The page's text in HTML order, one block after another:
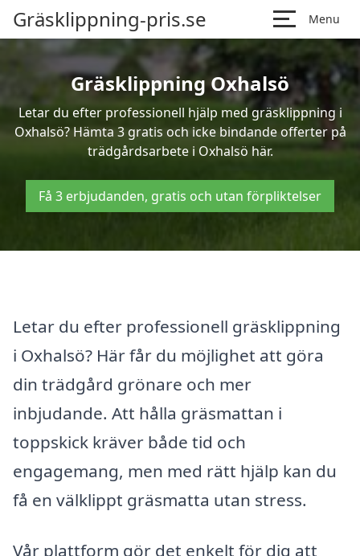
Gräsklippning-pris.se Menu
Gräsklippning Oxhalsö
Letar du efter professionell hjälp med gräsklippning i
Oxhalsö? Hämta 3 gratis och icke bindande offerter på
trädgårdsarbete i Oxhalsö här.
Få 3 erbjudanden, gratis och utan förpliktelser
Letar du efter professionell gräsklippning
i Oxhalsö? Här får du möjlighet att göra
din trädgård grönare och mer
inbjudande. Att hålla gräsmattan i
toppskick kräver både tid och
engagemang, men med rätt hjälp kan du
få en välklippt gräsmatta utan stress.
Vår plattform gör det enkelt för dig att